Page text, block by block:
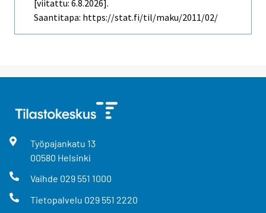
[viitattu: 6.8.2026].
Saantitapa: https://stat.fi/til/maku/2011/02/
Työpajankatu 13
00580 Helsinki
Vaihde 029 551 1000
Tietopalvelu 029 551 2220